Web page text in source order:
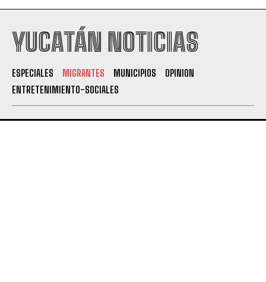
YUCATÁN NOTICIAS
ESPECIALES MIGRANTES MUNICIPIOS
OPINION
ENTRETENIMIENTO-SOCIALES